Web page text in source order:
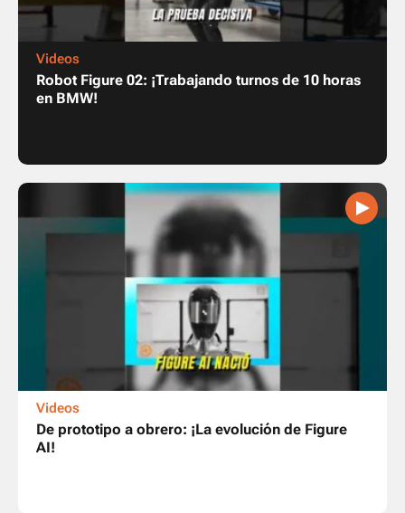
Videos
Robot Figure 02: ¡Trabajando turnos de 10 horas
en BMW!
Videos
De prototipo a obrero: ¡La evolución de Figure
AI!